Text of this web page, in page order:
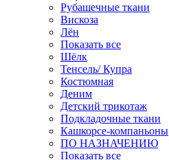
Рубашечные ткани
Вискоза
Лён
Показать все
Шёлк
Тенсель/ Купра
Костюмная
Деним
Детский трикотаж
Подкладочные ткани
Кашкорсе-компаньоны
ПО НАЗНАЧЕНИЮ
Показать все